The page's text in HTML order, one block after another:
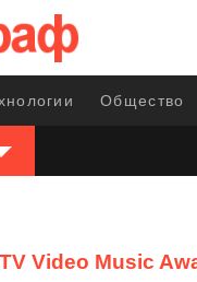
Общество
Video Music